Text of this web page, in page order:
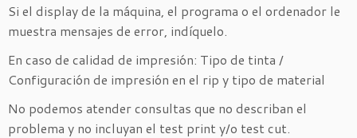
Si el display de la máquina, el programa o el ordenador le
muestra mensajes de error, indíquelo.
En caso de calidad de impresión: Tipo de tinta /
Configuración de impresión en el rip y tipo de material
No podemos atender consultas que no describan el
problema y no incluyan el test print y/o test cut.